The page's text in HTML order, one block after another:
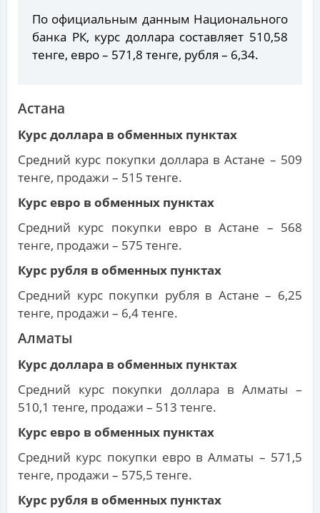
По официальным данным Национального
банка РК, курс доллара составляет 510,58
тенге, евро – 571,8 тенге, рубля – 6,34.
Астана
Курс доллара в обменных пунктах
Средний курс покупки доллара в Астане – 509
тенге, продажи – 515 тенге.
Курс евро в обменных пунктах
Средний курс покупки евро в Астане – 568
тенге, продажи – 575 тенге.
Курс рубля в обменных пунктах
Средний курс покупки рубля в Астане – 6,25
тенге, продажи – 6,4 тенге.
Алматы
Курс доллара в обменных пунктах
Средний курс покупки доллара в Алматы –
510,1 тенге, продажи – 513 тенге.
Курс евро в обменных пунктах
Средний курс покупки евро в Алматы – 571,5
тенге, продажи – 575,5 тенге.
Курс рубля в обменных пунктах